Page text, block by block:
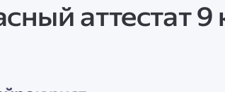
аттестат 9